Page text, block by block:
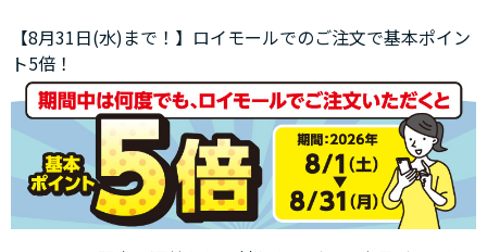
【8月31日(水)まで！】ロイモールでのご注文で基本ポイン
ト5倍！